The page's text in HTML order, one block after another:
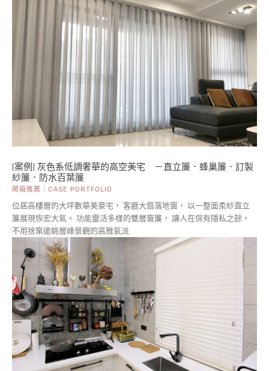
[案例] 灰色系低調奢華的高空美宅 －直立簾．蜂巢簾．訂製
紗簾．防水百葉簾
開箱推薦｜CASE PORTFOLIO
位居高樓層的大坪數華美豪宅， 客廳大扇落地窗， 以一整面柔紗直立
簾展現恢宏大氣。 功能靈活多樣的雙層窗簾， 讓人在保有隱私之餘，
不用捨棄遠眺層峰景觀的高雅氣派